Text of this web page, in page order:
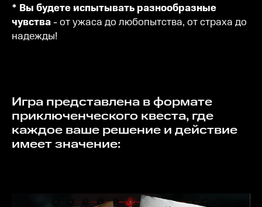
* Вы будете испытывать разнообразные
чувства- от ужаса до любопытства, от страха до
надежды!
Игра представлена в формате
приключенческого квеста, где
каждое ваше решение и действие
имеет значение: